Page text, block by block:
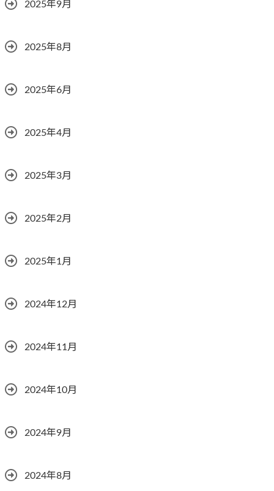
2025年9月
2025年8月
2025年6月
2025年4月
2025年3月
2025年2月
2025年1月
2024年12月
2024年11月
2024年10月
2024年9月
2024年8月